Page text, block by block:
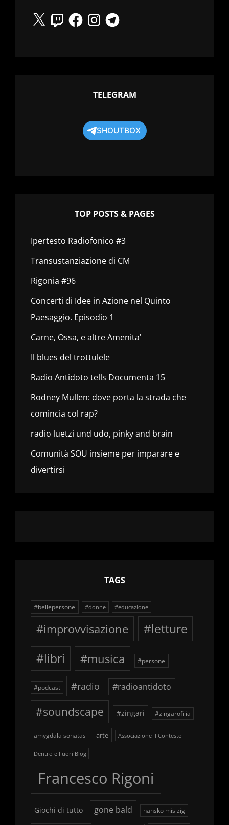
X
TwitchFacebookInstagramTelegram
TELEGRAM
SHOUTBOX
TOP POSTS & PAGES
Ipertesto Radiofonico #3
Transustanziazione di CM
Rigonia #96
Concerti di Idee in Azione nel Quinto
Paesaggio. Episodio 1
Carne, Ossa, e altre Amenita'
Il blues del trottulele
Radio Antidoto tells Documenta 15
Rodney Mullen: dove porta la strada che
comincia col rap?
radio luetzi und udo, pinky and brain
Comunità SOU insieme per imparare e
divertirsi
TAGS
#bellepersone #donne #educazione
#improvvisazione
#letture
#libri
#musica #persone
#podcast #radio #radioantidoto
#soundscape #zingari #zingarofilia
amygdala sonatas arte Associazione Il Contesto
Dentro e Fuori Blog
Francesco Rigoni
Giochi di tutto gone bald hansko mislzig